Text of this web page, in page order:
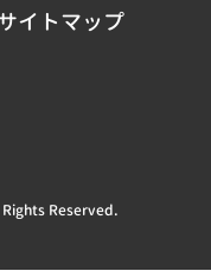
イトマップ
Reserved.